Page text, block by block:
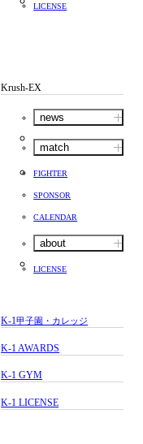
LICENSE
Krush-EX
news
match
FIGHTER
SPONSOR
CALENDAR
about
LICENSE
K-1甲子園・カレッジ
K-1 AWARDS
K-1 GYM
K-1 LICENSE